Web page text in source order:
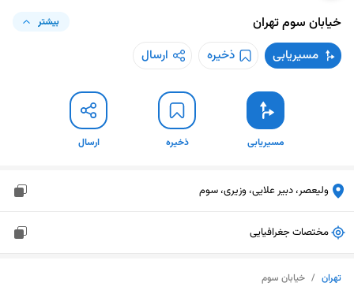
خیابان سومتهران بیشتر
مسیریابی ذخیره ارسال
مسیریابی ذخیره ارسال
ولیعصر، دبیر علایی، وزیری، سوم
مختصات جغرافیایی
تهران / خیابان سوم